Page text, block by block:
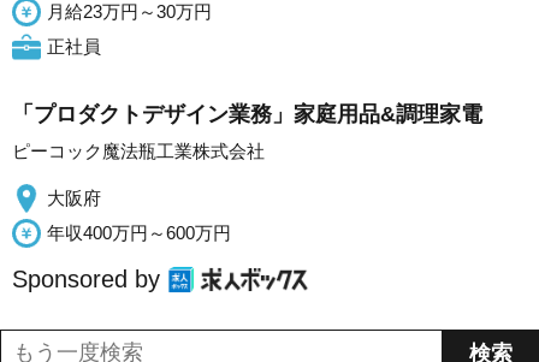
月給23万円～30万円
正社員
「プロダクトデザイン業務」家庭用品&調理家電
ピーコック魔法瓶工業株式会社
大阪府
年収400万円～600万円
Sponsored by